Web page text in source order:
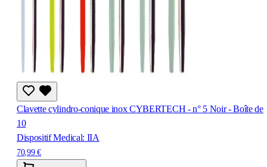
Clavette cylindro-conique inox CYBERTECH - n° 5 Noir - Boîte de
10
Dispositif Medical: IIA
70,99 €